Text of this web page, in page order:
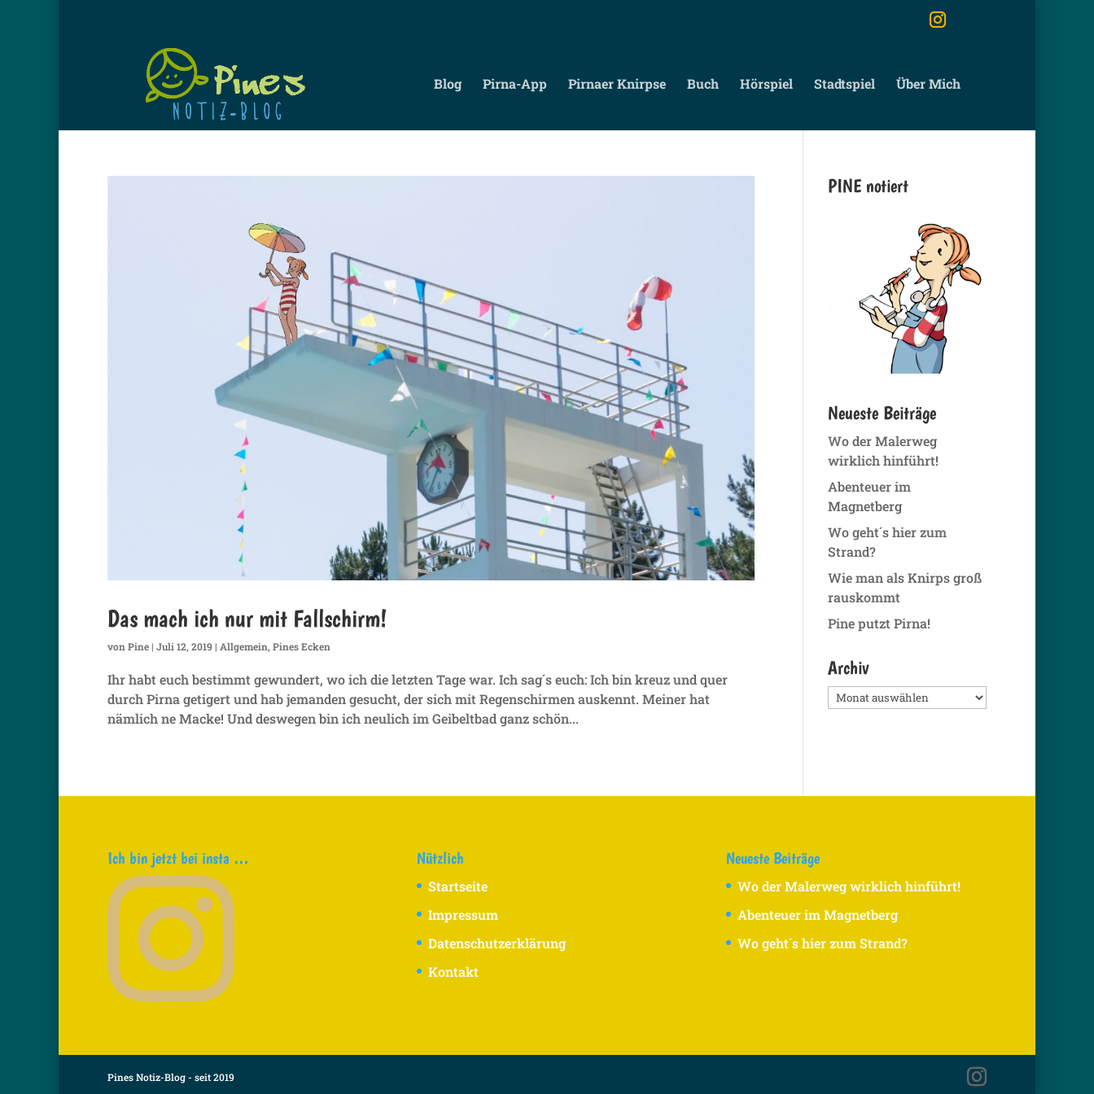
Blog Pirna-App Pirnaer Knirpse Buch Hörspiel Stadtspiel Über Mich
Das mach ich nur mit Fallschirm!
von Pine| Juli 12, 2019 | Allgemein, Pines Ecken
Ihr habt euch bestimmt gewundert, wo ich die letzten Tage war. Ich sag´s euch: Ich bin kreuz und quer
durch Pirna getigert und hab jemanden gesucht, der sich mit Regenschirmen auskennt. Meiner hat
nämlich ne Macke! Und deswegen bin ich neulich im Geibeltbad ganz schön...
PINE notiert
Neueste Beiträge
Wo der Malerweg
wirklich hinführt!
Abenteuer im
Magnetberg
Wo geht´s hier zum
Strand?
Wie man als Knirps groß
rauskommt
Pine putzt Pirna!
Archiv
Archiv
Ich bin jetzt bei insta … Nützlich
Startseite
Impressum
Datenschutzerklärung
Kontakt
Neueste Beiträge
Wo der Malerweg wirklich hinführt!
Abenteuer im Magnetberg
Wo geht´s hier zum Strand?
Pines Notiz-Blog - seit 2019